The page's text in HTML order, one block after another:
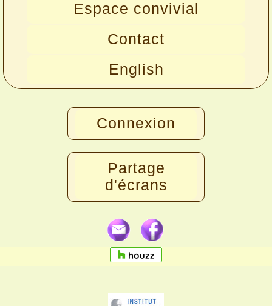
Espace convivial
Contact
English
Connexion
Partage
d'écrans